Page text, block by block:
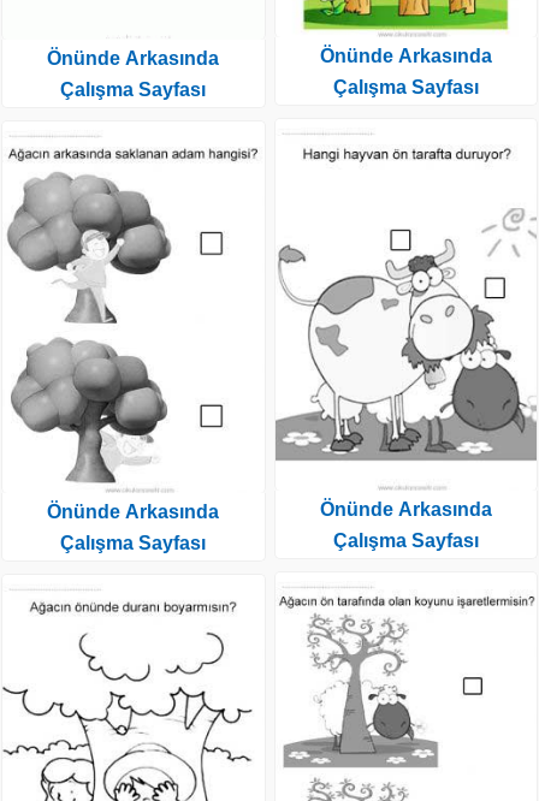
Önünde Arkasında
Çalışma Sayfası
Önünde Arkasında
Çalışma Sayfası
Önünde Arkasında
Çalışma Sayfası
Önünde Arkasında
Çalışma Sayfası